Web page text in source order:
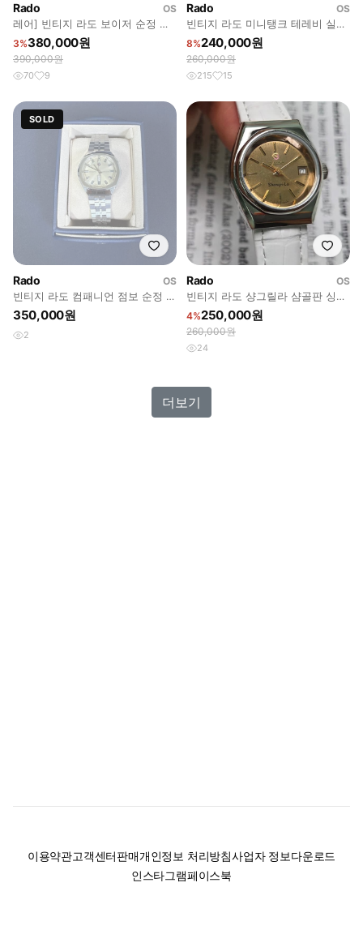
Rado
OS
레어] 빈티지 라도 보이저 순정 매
트블랙 데이데이트 브레이슬릿 ver.
3%380,000원
390,000원
70 9
Rado
OS
빈티지 라도 미니탱크 테레비 실버
판 희귀인덱스 수동 메커니컬 여성
8%240,000원
260,000원
215 15
SOLD
Rado
OS
빈티지 라도 컴패니언 점보 순정 다
이얼 와이드보이 데이데이트
350,000원
2
Rado
OS
빈티지 라도 샹그릴라 샴골판 싱글
데이트 오토매틱 여성용
4%250,000원
260,000원
24
더보기
이용약관고객센터판매개인정보 처리방침사업자 정보다운로드
인스타그램페이스북